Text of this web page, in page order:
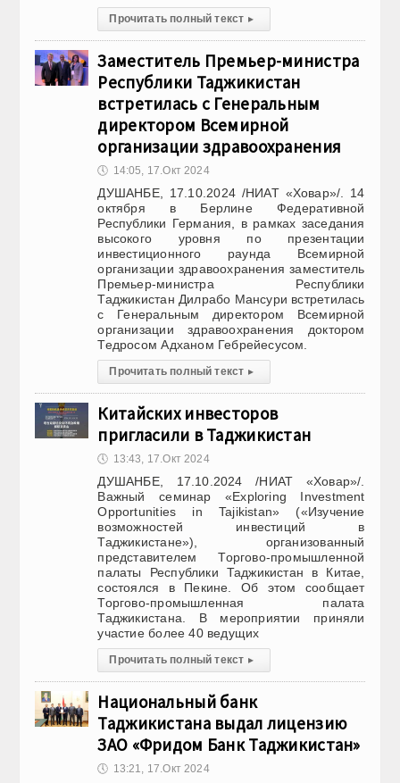
Прочитать полный текст ▸
Заместитель Премьер-министра
Республики Таджикистан
встретилась с Генеральным
директором Всемирной
организации здравоохранения
🕔 14:05, 17.Окт 2024
ДУШАНБЕ, 17.10.2024 /НИАТ «Ховар»/. 14
октября в Берлине Федеративной
Республики Германия, в рамках заседания
высокого уровня по презентации
инвестиционного раунда Всемирной
организации здравоохранения заместитель
Премьер-министра Республики
Таджикистан Дилрабо Мансури встретилась
с Генеральным директором Всемирной
организации здравоохранения доктором
Тедросом Адханом Гебрейесусом.
Прочитать полный текст ▸
Китайских инвесторов
пригласили в Таджикистан
🕔 13:43, 17.Окт 2024
ДУШАНБЕ, 17.10.2024 /НИАТ «Ховар»/.
Важный семинар «Exploring Investment
Opportunities in Tajikistan» («Изучение
возможностей инвестиций в
Таджикистане»), организованный
представителем Торгово-промышленной
палаты Республики Таджикистан в Китае,
состоялся в Пекине. Об этом сообщает
Торгово-промышленная палата
Таджикистана. В мероприятии приняли
участие более 40 ведущих
Прочитать полный текст ▸
Национальный банк
Таджикистана выдал лицензию
ЗАО «Фридом Банк Таджикистан»
🕔 13:21, 17.Окт 2024